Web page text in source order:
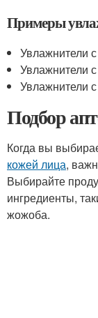
Примеры
Увлажнители
Увлажнители
Увлажнители
Подбор
Когда вы
кожей лица,
Выбирайте
ингредиенты,
жожоба.